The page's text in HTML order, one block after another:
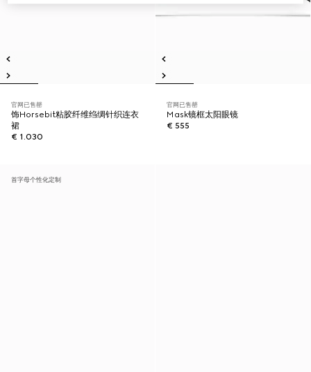
官网已售罄
饰Horsebit粘胶纤维绉绸针织连衣
裙
€ 1.030
官网已售罄
Mask镜框太阳眼镜
€ 555
首字母个性化定制